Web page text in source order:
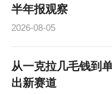
半年报观察
2026-08-05
从一克拉几毛钱到
出新赛道